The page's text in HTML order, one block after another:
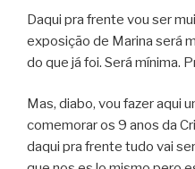
Daqui pra frente vou ser
exposição de Marina será
do que já foi. Será mínima.
Mas, diabo, vou fazer aqui
comemorar os 9 anos da
daqui pra frente tudo vai